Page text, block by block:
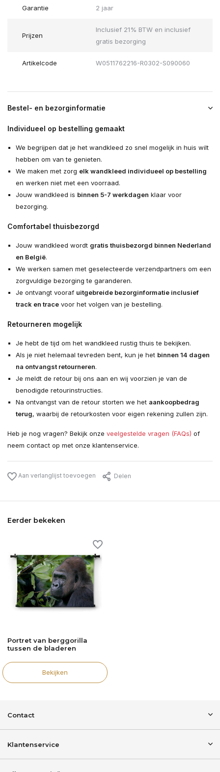
Garantie 2 jaar
Prijzen
Inclusief 21% BTW en inclusief
gratis bezorging
Artikelcode W0511762216-R0302-S090060
Bestel- en bezorginformatie
Individueel op bestelling gemaakt
We begrijpen dat je het wandkleed zo snel mogelijk in huis wilt
hebben om van te genieten.
We maken met zorg elk wandkleed individueel op bestelling
en werken niet met een voorraad.
Jouw wandkleed is binnen 5-7 werkdagen klaar voor
bezorging.
Comfortabel thuisbezorgd
Jouw wandkleed wordt gratis thuisbezorgd binnen Nederland
en België.
We werken samen met geselecteerde verzendpartners om een
zorgvuldige bezorging te garanderen.
Je ontvangt vooraf uitgebreide bezorginformatie inclusief
track en tracevoor het volgen van je bestelling.
Retourneren mogelijk
Je hebt de tijd om het wandkleed rustig thuis te bekijken.
Als je niet helemaal tevreden bent, kun je het binnen 14 dagen
na ontvangst retourneren.
Je meldt de retour bij ons aan en wij voorzien je van de
benodigde retourinstructies.
Na ontvangst van de retour storten we het aankoopbedrag
terug, waarbij de retourkosten voor eigen rekening zullen zijn.
Heb je nog vragen? Bekijk onze veelgestelde vragen (FAQs) of
neem contact op met onze klantenservice.
Aan verlanglijst toevoegen Delen
Eerder bekeken
Portret van berggorilla
tussen de bladeren
Bekijken
Contact
Klantenservice